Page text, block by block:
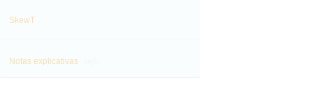
SkewT
Notas explicativas